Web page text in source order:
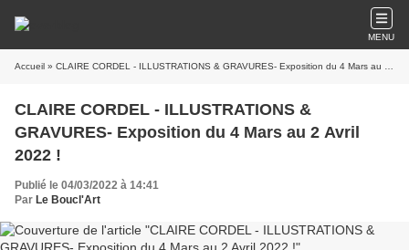
MENU
Accueil » CLAIRE CORDEL - ILLUSTRATIONS & GRAVURES- Exposition du 4 Mars au 2 Avril 2022 !
CLAIRE CORDEL - ILLUSTRATIONS &
GRAVURES- Exposition du 4 Mars au 2 Avril
2022 !
Publié le 04/03/2022 à 14:41
Par Le Boucl'Art